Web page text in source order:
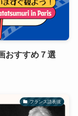
おすすめ７選
フランス語表現